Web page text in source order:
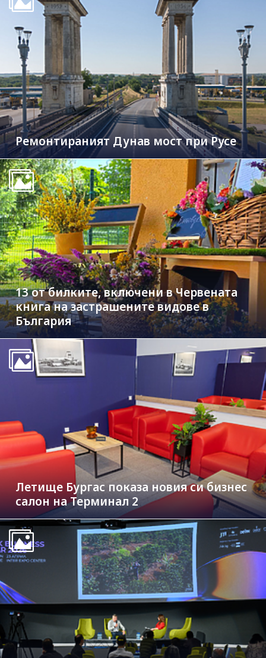
Ремонтираният Дунав мост при Русе
13 от билките, включени в Червената
книга на застрашените видове в
България
Летище Бургас показа новия си бизнес
салон на Терминал 2